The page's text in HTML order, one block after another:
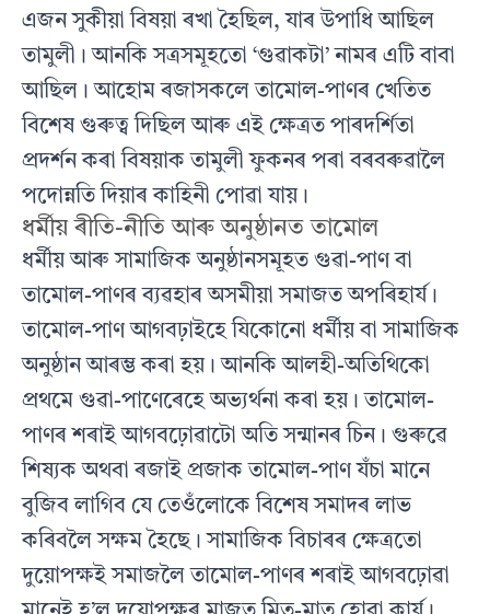
এজন সুকীয়া বিষয়া ৰখা হৈছিল, যাৰ উপাধি আছিল
তামুলী। আনকি সত্ৰসমূহতো ‘গুৱাকটা’ নামৰ এটি বাবা
আছিল। আহোম ৰজাসকলে তামোল-পাণৰ খেতিত
বিশেষ গুৰুত্ব দিছিল আৰু এই ক্ষেত্ৰত পাৰদৰ্শিতা
প্রদর্শন কৰা বিষয়াক তামুলী ফুকনৰ পৰা বৰবৰুৱালৈ
পদোন্নতি দিয়াৰ কাহিনী পোৱা যায়।
ধর্মীয় ৰীতি-নীতি আৰু অনুষ্ঠানত তামোল
ধৰ্মীয় আৰু সামাজিক অনুষ্ঠানসমূহত গুৱা-পাণ বা
তামোল-পাণৰ ব্যৱহাৰ অসমীয়া সমাজত অপৰিহার্য।
তামোল-পাণ আগবঢ়াইহে যিকোনো ধর্মীয় বা সামাজিক
অনুষ্ঠান আৰম্ভ কৰা হয়। আনকি আলহী-অতিথিকো
প্রথমে গুৱা-পাণেৰেহে অভ্যর্থনা কৰা হয়। তামোল-
পাণৰ শৰাই আগবঢ়োৱাটো অতি সন্মানৰ চিন। গুৰুৱে
শিষ্যক অথবা ৰজাই প্রজাক তামোল-পাণ যঁচা মানে
বুজিব লাগিব যে তেওঁলোকে বিশেষ সমাদৰ লাভ
কৰিবলৈ সক্ষম হৈছে। সামাজিক বিচাৰৰ ক্ষেত্ৰতো
দুয়োপক্ষই সমাজলৈ তামোল-পাণৰ শৰাই আগবঢ়োৱা